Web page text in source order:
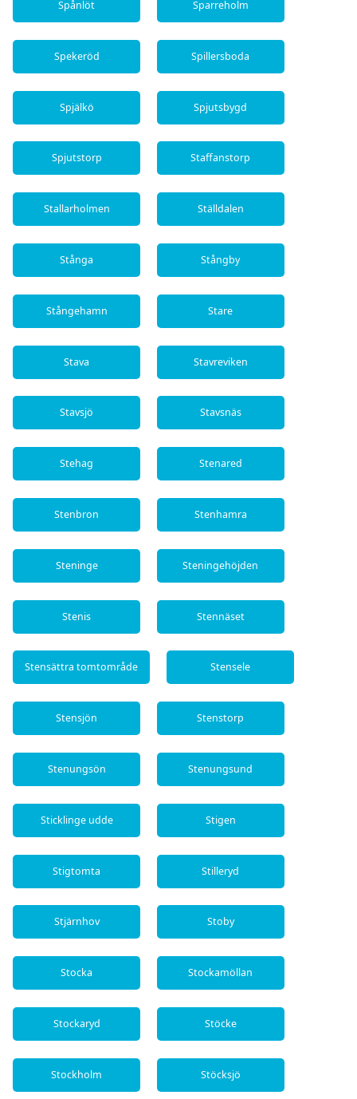
Spånlöt Sparreholm
Spekeröd Spillersboda
Spjälkö Spjutsbygd
Spjutstorp Staffanstorp
Stallarholmen Ställdalen
Stånga Stångby
Stångehamn Stare
Stava Stavreviken
Stavsjö Stavsnäs
Stehag Stenared
Stenbron Stenhamra
Steninge Steningehöjden
Stenis Stennäset
Stensättra tomtområde Stensele
Stensjön Stenstorp
Stenungsön Stenungsund
Sticklinge udde Stigen
Stigtomta Stilleryd
Stjärnhov Stoby
Stocka Stockamöllan
Stockaryd Stöcke
Stockholm Stöcksjö